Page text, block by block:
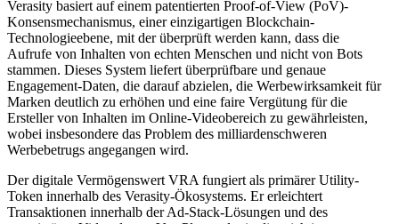
Verasity basiert auf einem patentierten Proof-of-View (PoV)-
Konsensmechanismus, einer einzigartigen Blockchain-
Technologieebene, mit der überprüft werden kann, dass die
Aufrufe von Inhalten von echten Menschen und nicht von Bots
stammen. Dieses System liefert überprüfbare und genaue
Engagement-Daten, die darauf abzielen, die Werbewirksamkeit für
Marken deutlich zu erhöhen und eine faire Vergütung für die
Ersteller von Inhalten im Online-Videobereich zu gewährleisten,
wobei insbesondere das Problem des milliardenschweren
Werbebetrugs angegangen wird.
Der digitale Vermögenswert VRA fungiert als primärer Utility-
Token innerhalb des Verasity-Ökosystems. Er erleichtert
Transaktionen innerhalb der Ad-Stack-Lösungen und des